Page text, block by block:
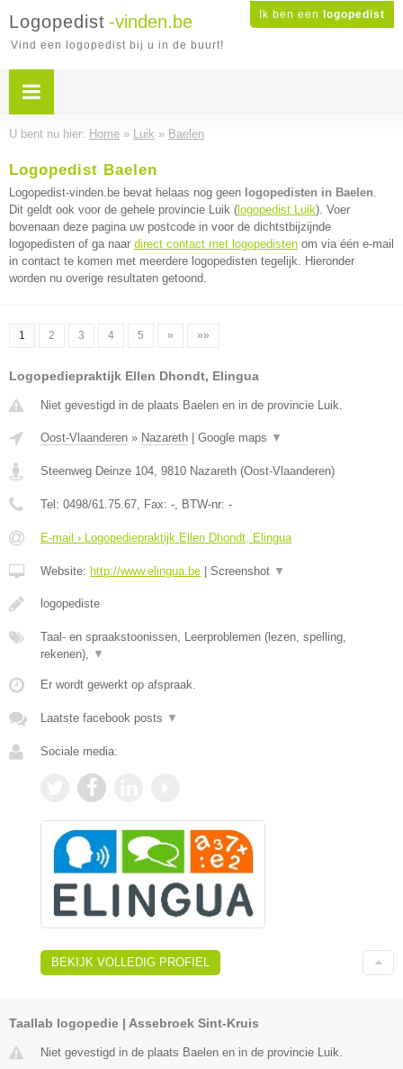
Ik ben een logopedist
Logopedist -vinden.be
Vind een logopedist bij u in de buurt!
U bent nu hier: Home » Luik » Baelen
Logopedist Baelen
Logopedist-vinden.be bevat helaas nog geen logopedisten in Baelen.
Dit geldt ook voor de gehele provincie Luik ( logopedist Luik). Voer
bovenaan deze pagina uw postcode in voor de dichtstbijzijnde
logopedisten of ga naar direct contact met logopedisten om via één e-mail
in contact te komen met meerdere logopedisten tegelijk. Hieronder
worden nu overige resultaten getoond.
1 2 3 4 5 » »»
Logopediepraktijk Ellen Dhondt, Elingua
Niet gevestigd in de plaats Baelen en in de provincie Luik.
Oost-Vlaanderen » Nazareth Google maps ▼
Steenweg Deinze 104, 9810 Nazareth (Oost-Vlaanderen)
Tel: 0498/61.75.67, Fax: -, BTW-nr: -
E-mail › Logopediepraktijk Ellen Dhondt, Elingua
Website: http://www.elingua.be Screenshot ▼
logopediste
Taal- en spraakstoonissen, Leerproblemen (lezen, spelling,
rekenen), ▼
Er wordt gewerkt op afspraak.
Laatste facebook posts ▼
Sociale media:
BEKIJK VOLLEDIG PROFIEL
Taallab logopedie | Assebroek Sint-Kruis
Niet gevestigd in de plaats Baelen en in de provincie Luik.